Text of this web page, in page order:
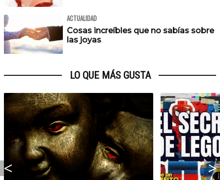
ACTUALIDAD
Cosas increíbles que no sabías sobre
las joyas
LO QUE MÁS GUSTA